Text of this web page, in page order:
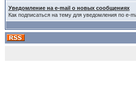
Уведомление на e-mail о новых сообщениях
Как подписаться на тему для уведомления по e-